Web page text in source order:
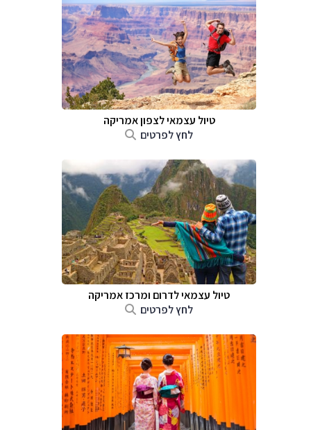
טיול עצמאי לצפון אמריקה
לחץ לפרטים
טיול עצמאי לדרום ומרכז אמריקה
לחץ לפרטים